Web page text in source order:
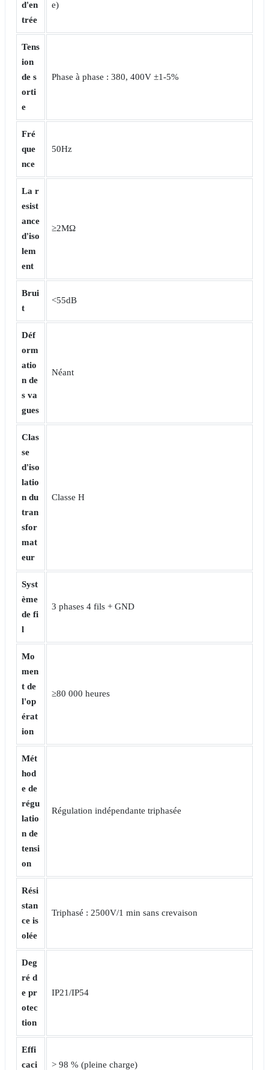
d'en
trée
e)
Tens
ion
de s
orti
e
Phase à phase : 380, 400V ±1-5%
Fré
que
nce
50Hz
La r
esist
ance
d'iso
lem
ent
≥2MΩ
Brui
t
<55dB
Déf
orm
atio
n de
s va
gues
Néant
Clas
se
d'iso
latio
n du
tran
sfor
mat
eur
Classe H
Syst
ème
de fi
l
3 phases 4 fils + GND
Mo
men
t de
l'op
érat
ion
≥80 000 heures
Mét
hod
e de
régu
latio
n de
tensi
on
Régulation indépendante triphasée
Rési
stan
ce is
olée
Triphasé : 2500V/1 min sans crevaison
Deg
ré d
e pr
otec
tion
IP21/IP54
Effi
caci
> 98 % (pleine charge)